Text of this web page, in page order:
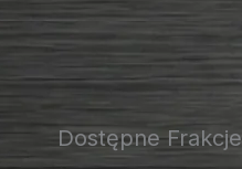
Dostępne Frakcje